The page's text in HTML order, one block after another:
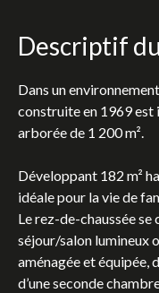
Descriptif
Dans un
construite en 1969 est
arborée de 1 200 m².
Développant 182 m²
idéale pour la vie de
Le rez-de-chaussée se
séjour/salon lumineux
aménagée et équipée,
d’une seconde